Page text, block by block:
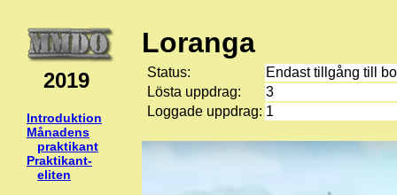
2019
Introduktion
Månadens
praktikant
Praktikant-
eliten
Loranga
Status:
Endast tillgång till
Lösta uppdrag:
3
Loggade uppdrag: 1